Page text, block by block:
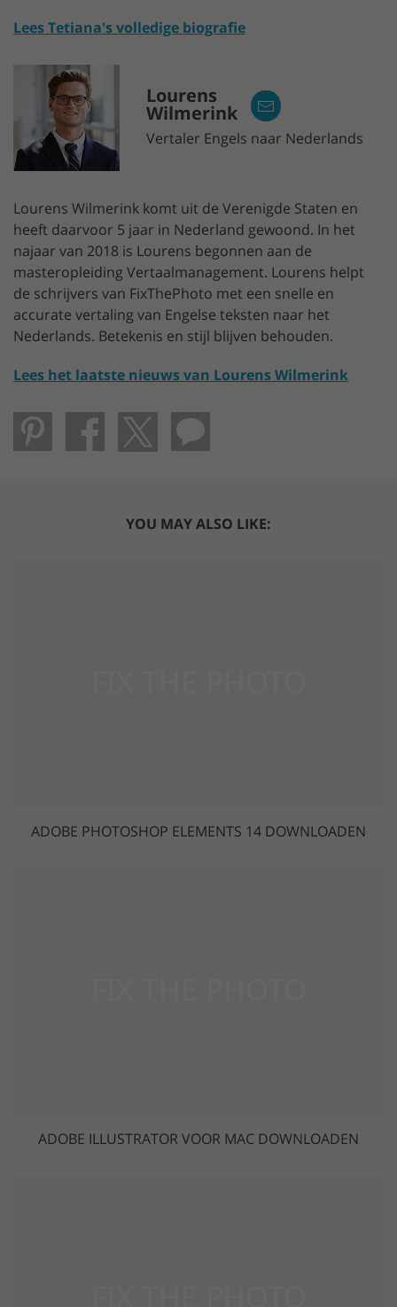
Lees Tetiana's volledige biografie
Lourens
Wilmerink
Vertaler Engels naar Nederlands
Lourens Wilmerink komt uit de Verenigde Staten en
heeft daarvoor 5 jaar in Nederland gewoond. In het
najaar van 2018 is Lourens begonnen aan de
masteropleiding Vertaalmanagement. Lourens helpt
de schrijvers van FixThePhoto met een snelle en
accurate vertaling van Engelse teksten naar het
Nederlands. Betekenis en stijl blijven behouden.
Lees het laatste nieuws van Lourens Wilmerink
YOU MAY ALSO LIKE:
ADOBE PHOTOSHOP ELEMENTS 14 DOWNLOADEN
ADOBE ILLUSTRATOR VOOR MAC DOWNLOADEN